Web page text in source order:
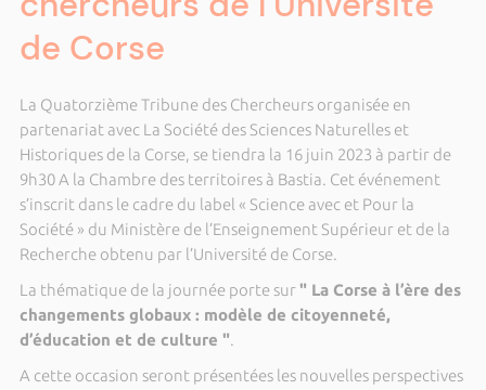
de Corse
La Quatorzième Tribune des Chercheurs organisée en
partenariat avec La Société des Sciences Naturelles et
Historiques de la Corse, se tiendra la 16 juin 2023 à partir de
9h30 A la Chambre des territoires à Bastia. Cet événement
s’inscrit dans le cadre du label « Science avec et Pour la
Société » du Ministère de l’Enseignement Supérieur et de la
Recherche obtenu par l’Université de Corse.
La thématique de la journée porte sur " La Corse à l’ère des
changements globaux : modèle de citoyenneté,
d’éducation et de culture ".
A cette occasion seront présentées les nouvelles perspectives